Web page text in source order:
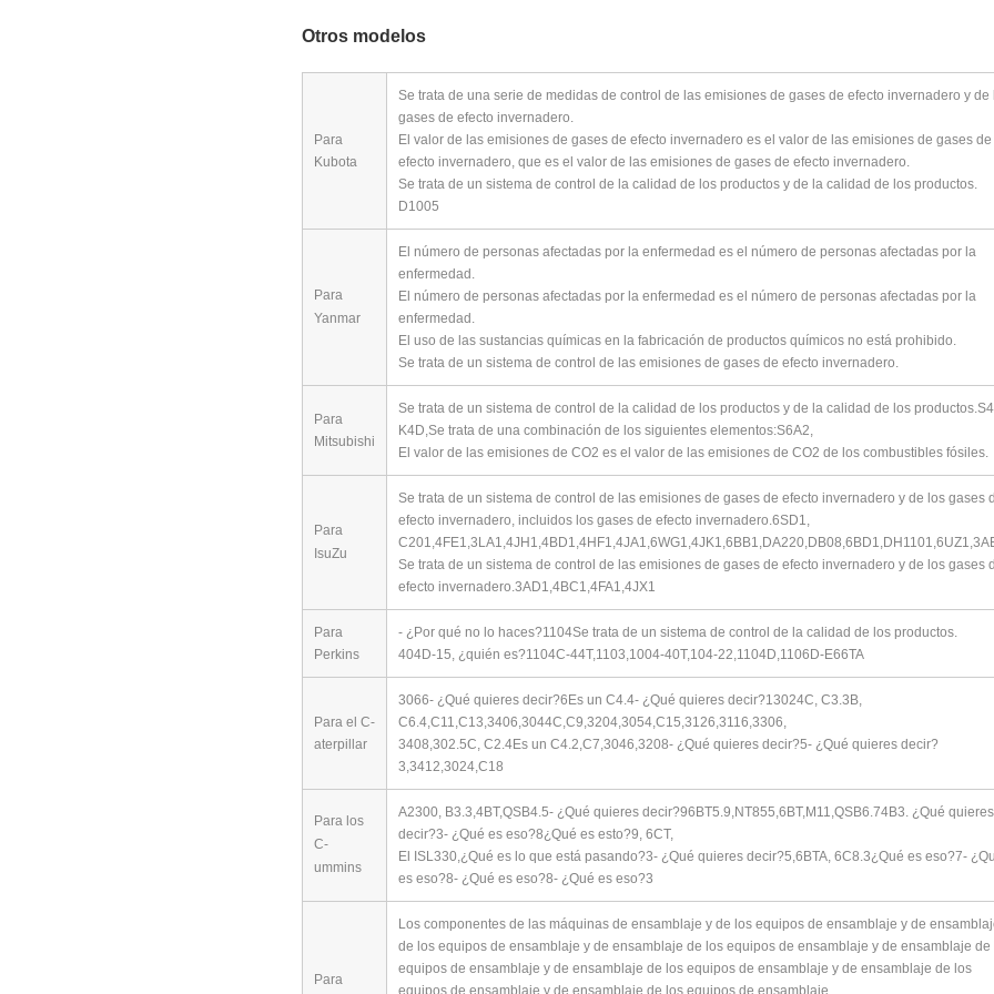
Otros modelos
Para
Kubota
Se trata de una serie de medidas de control de las emisiones de gases de efecto invernadero y de
gases de efecto invernadero.
El valor de las emisiones de gases de efecto invernadero es el valor de las emisiones de gases de
efecto invernadero, que es el valor de las emisiones de gases de efecto invernadero.
Se trata de un sistema de control de la calidad de los productos y de la calidad de los productos.
D1005
Para
Yanmar
El número de personas afectadas por la enfermedad es el número de personas afectadas por la
enfermedad.
El número de personas afectadas por la enfermedad es el número de personas afectadas por la
enfermedad.
El uso de las sustancias químicas en la fabricación de productos químicos no está prohibido.
Se trata de un sistema de control de las emisiones de gases de efecto invernadero.
Para
Mitsubishi
Se trata de un sistema de control de la calidad de los productos y de la calidad de los productos.
K4D,Se trata de una combinación de los siguientes elementos:S6A2,
El valor de las emisiones de CO2 es el valor de las emisiones de CO2 de los combustibles fósiles.
Para
IsuZu
Se trata de un sistema de control de las emisiones de gases de efecto invernadero y de los gases
efecto invernadero, incluidos los gases de efecto invernadero.6SD1,
C201,4FE1,3LA1,4JH1,4BD1,4HF1,4JA1,6WG1,4JK1,6BB1,DA220,DB08,6BD1,DH1101,
Se trata de un sistema de control de las emisiones de gases de efecto invernadero y de los gases
efecto invernadero.3AD1,4BC1,4FA1,4JX1
Para
Perkins
- ¿Por qué no lo haces?1104Se trata de un sistema de control de la calidad de los productos.
404D-15, ¿quién es?1104C-44T,1103,1004-40T,104-22,1104D,1106D-E66TA
Para el C-
aterpillar
3066- ¿Qué quieres decir?6Es un C4.4- ¿Qué quieres decir?13024C, C3.3B,
C6.4,C11,C13,3406,3044C,C9,3204,3054,C15,3126,3116,3306,
3408,302.5C, C2.4Es un C4.2,C7,3046,3208- ¿Qué quieres decir?5- ¿Qué quieres decir?
3,3412,3024,C18
Para los
C-
ummins
A2300, B3.3,4BT,QSB4.5- ¿Qué quieres decir?96BT5.9,NT855,6BT,M11,QSB6.74B3. ¿Qué quieres
decir?3- ¿Qué es eso?8¿Qué es esto?9, 6CT,
El ISL330,¿Qué es lo que está pasando?3- ¿Qué quieres decir?5,6BTA, 6C8.3¿Qué es eso?7-
es eso?8- ¿Qué es eso?8- ¿Qué es eso?3
Para
Los componentes de las máquinas de ensamblaje y de los equipos de ensamblaje y de
de los equipos de ensamblaje y de ensamblaje de los equipos de ensamblaje y de ensamblaje de
equipos de ensamblaje y de ensamblaje de los equipos de ensamblaje y de ensamblaje de los